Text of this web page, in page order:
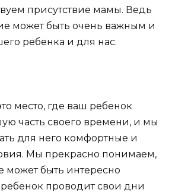
присутствие мамы. Ведь
может быть очень важным и
ребенка и для нас.
место, где ваш ребенок
часть своего времени, и мы
для него комфортные и
Мы прекрасно понимаем,
может быть интересно
проводит свои дни